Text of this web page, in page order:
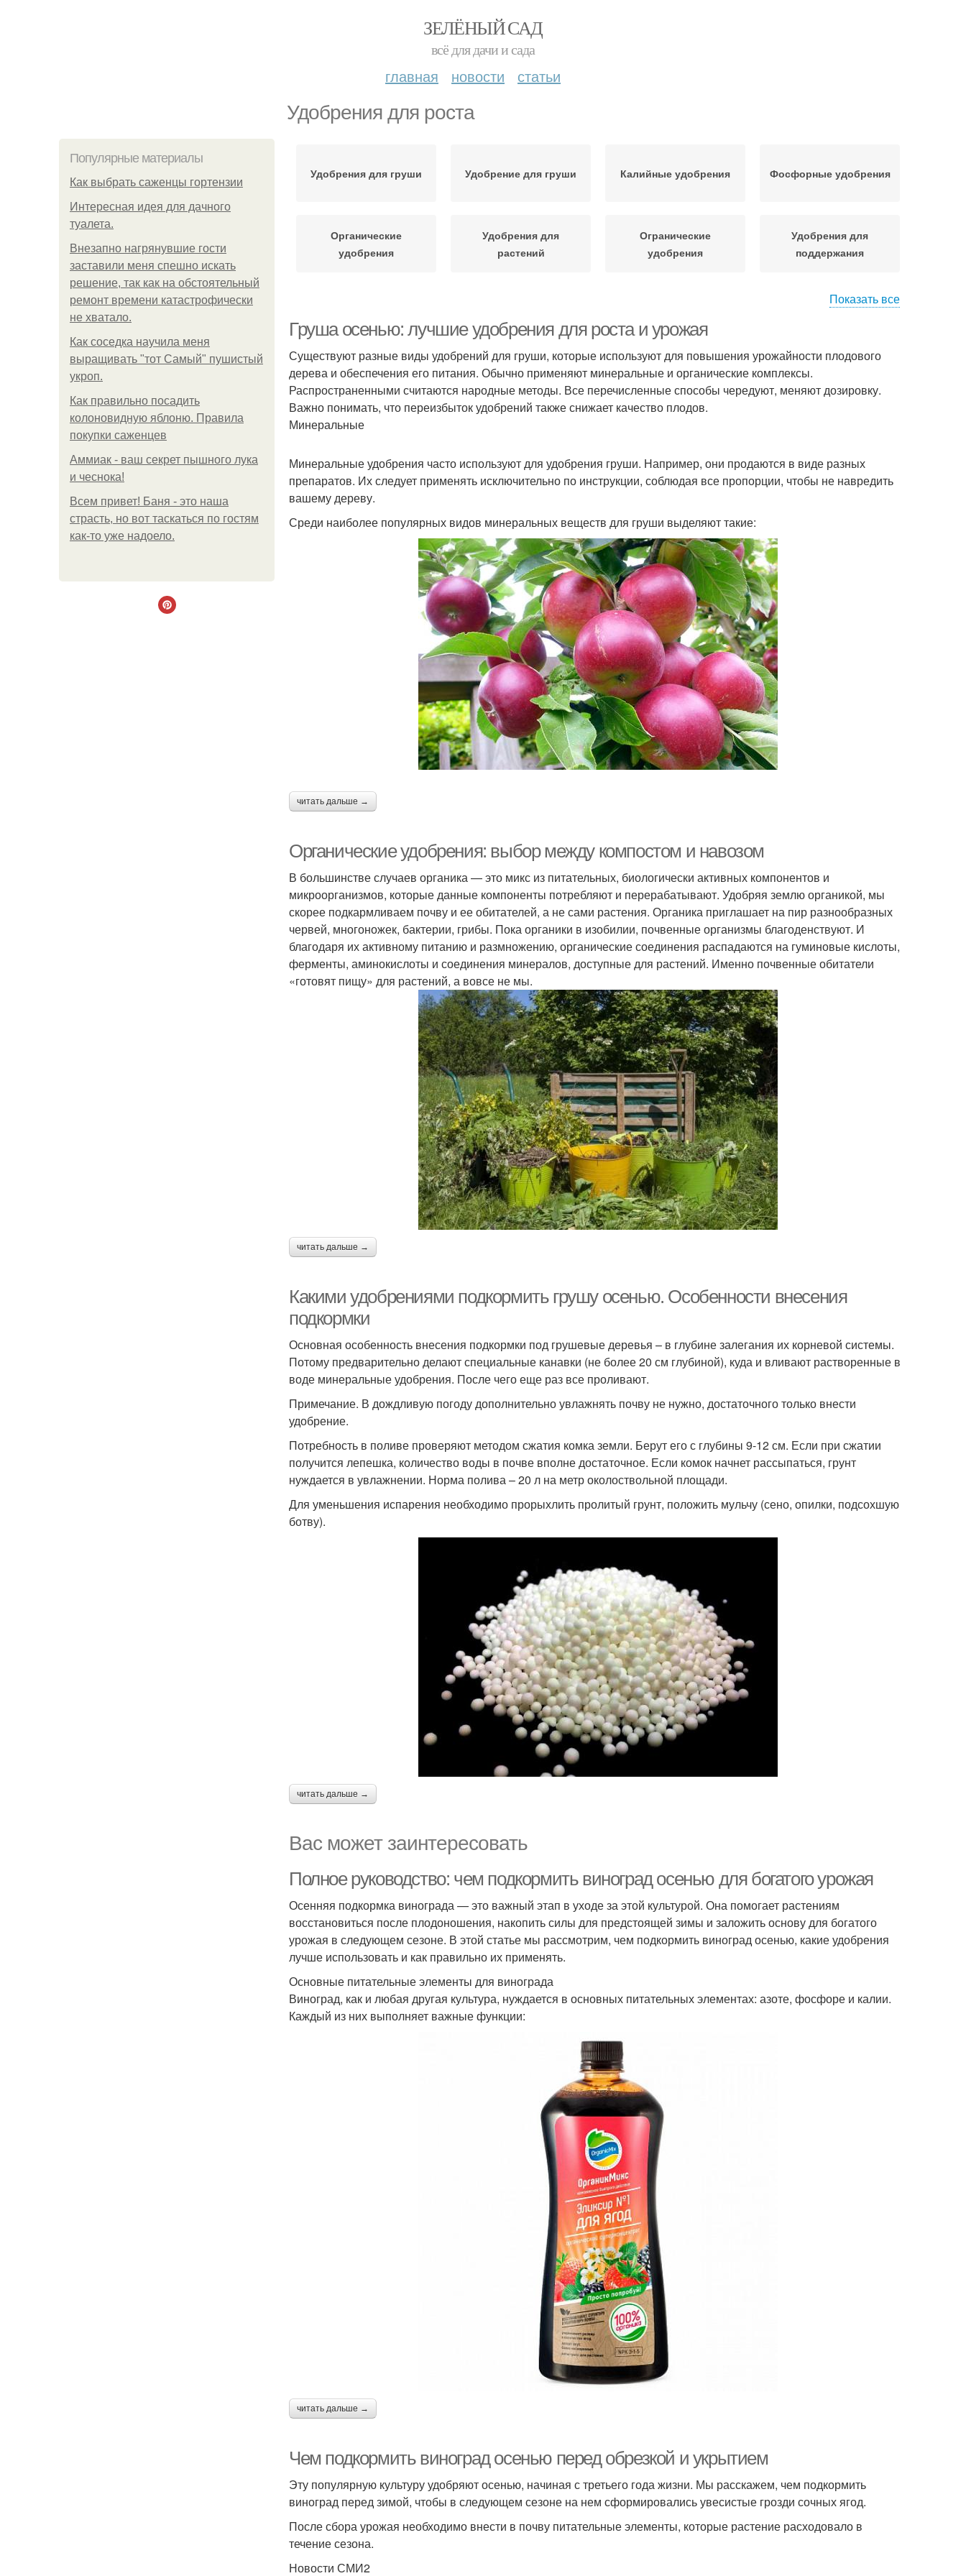
ЗЕЛЁНЫЙ САД
всё для дачи и сада
главная новости статьи
Удобрения для роста
Популярные материалы
Как выбрать саженцы гортензии
Интересная идея для дачного
туалета.
Внезапно нагрянувшие гости
заставили меня спешно искать
решение, так как на обстоятельный
ремонт времени катастрофически
не хватало.
Как соседка научила меня
выращивать "тот Самый" пушистый
укроп.
Как правильно посадить
колоновидную яблоню. Правила
покупки саженцев
Аммиак - ваш секрет пышного лука
и чеснока!
Всем привет! Баня - это наша
страсть, но вот таскаться по гостям
как-то уже надоело.
Удобрения для груши Удобрение для груши Калийные удобрения Фосфорные удобрения
Органические
удобрения
Удобрения для
растений
Огранические
удобрения
Удобрения для
поддержания
удобрение
конкретного типа
удобрения
Показать все
Груша осенью: лучшие удобрения для роста и урожая
Существуют разные виды удобрений для груши, которые используют для повышения урожайности плодового
дерева и обеспечения его питания. Обычно применяют минеральные и органические комплексы.
Распространенными считаются народные методы. Все перечисленные способы чередуют, меняют дозировку.
Важно понимать, что переизбыток удобрений также снижает качество плодов.
Минеральные
Минеральные удобрения часто используют для удобрения груши. Например, они продаются в виде разных
препаратов. Их следует применять исключительно по инструкции, соблюдая все пропорции, чтобы не навредить
вашему дереву.
Среди наиболее популярных видов минеральных веществ для груши выделяют такие:
читать дальше →
Органические удобрения: выбор между компостом и навозом
В большинстве случаев органика — это микс из питательных, биологически активных компонентов и
микроорганизмов, которые данные компоненты потребляют и перерабатывают. Удобряя землю органикой, мы
скорее подкармливаем почву и ее обитателей, а не сами растения. Органика приглашает на пир разнообразных
червей, многоножек, бактерии, грибы. Пока органики в изобилии, почвенные организмы благоденствуют. И
благодаря их активному питанию и размножению, органические соединения распадаются на гуминовые кислоты,
ферменты, аминокислоты и соединения минералов, доступные для растений. Именно почвенные обитатели
«готовят пищу» для растений, а вовсе не мы.
читать дальше →
Какими удобрениями подкормить грушу осенью. Особенности внесения
подкормки
Основная особенность внесения подкормки под грушевые деревья – в глубине залегания их корневой системы.
Потому предварительно делают специальные канавки (не более 20 см глубиной), куда и вливают растворенные в
воде минеральные удобрения. После чего еще раз все проливают.
Примечание. В дождливую погоду дополнительно увлажнять почву не нужно, достаточного только внести
удобрение.
Потребность в поливе проверяют методом сжатия комка земли. Берут его с глубины 9-12 см. Если при сжатии
получится лепешка, количество воды в почве вполне достаточное. Если комок начнет рассыпаться, грунт
нуждается в увлажнении. Норма полива – 20 л на метр околоствольной площади.
Для уменьшения испарения необходимо прорыхлить пролитый грунт, положить мульчу (сено, опилки, подсохшую
ботву).
читать дальше →
Вас может заинтересовать
Полное руководство: чем подкормить виноград осенью для богатого урожая
Осенняя подкормка винограда — это важный этап в уходе за этой культурой. Она помогает растениям
восстановиться после плодоношения, накопить силы для предстоящей зимы и заложить основу для богатого
урожая в следующем сезоне. В этой статье мы рассмотрим, чем подкормить виноград осенью, какие удобрения
лучше использовать и как правильно их применять.
Основные питательные элементы для винограда
Виноград, как и любая другая культура, нуждается в основных питательных элементах: азоте, фосфоре и калии.
Каждый из них выполняет важные функции:
читать дальше →
Чем подкормить виноград осенью перед обрезкой и укрытием
Эту популярную культуру удобряют осенью, начиная с третьего года жизни. Мы расскажем, чем подкормить
виноград перед зимой, чтобы в следующем сезоне на нем сформировались увесистые грозди сочных ягод.
После сбора урожая необходимо внести в почву питательные элементы, которые растение расходовало в
течение сезона.
Новости СМИ2